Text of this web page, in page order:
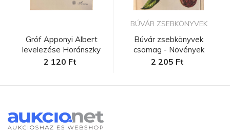
Gróf Apponyi Albert
levelezése Horánszky
Nándorra...
2 120 Ft
BÚVÁR ZSEBKÖNYVEK
Búvár zsebkönyvek
csomag - Növények
2 205 Ft